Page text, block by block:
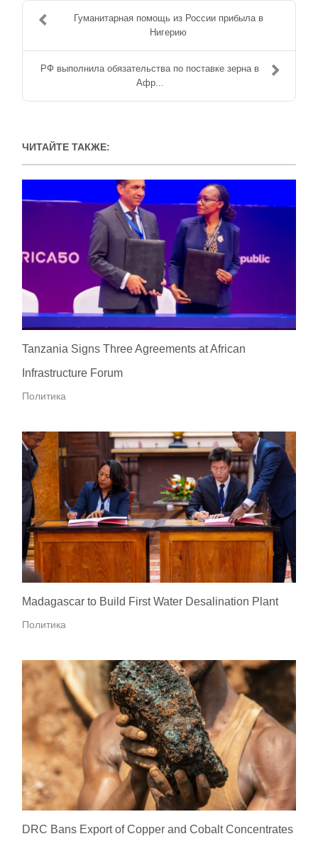
Гуманитарная помощь из России прибыла в
Нигерию
РФ выполнила обязательства по поставке зерна в
Афр...
ЧИТАЙТЕ ТАКЖЕ:
Tanzania Signs Three Agreements at African
Infrastructure Forum
Политика
Madagascar to Build First Water Desalination Plant
Политика
DRC Bans Export of Copper and Cobalt Concentrates